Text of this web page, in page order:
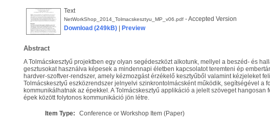
Text
NetWorkShop_2014_Tolmacskesztyu_MP_v06.pdf - Accepted Version
Download (249kB)
Preview
Abstract
A Tolmácskesztyű projektben egy olyan segédeszközt alkotunk, mellyel a beszéd- és
gesztusokat használva képesek a mindennapi életben kapcsolatot teremteni ép
hardver-szoftver-rendszer, amely kézmozgást érzékelő kesztyűből valamint kézjeleket
Tolmácskesztyű eszközrendszer jelnyelvi szinkrontolmácsként működik, segítségével a
kommunikálhatnak az épekkel. A Tolmácskesztyű applikáció a jelelt szöveget
épek között folytonos kommunikáció jön létre.
Item Type:
Conference or Workshop Item (Paper)